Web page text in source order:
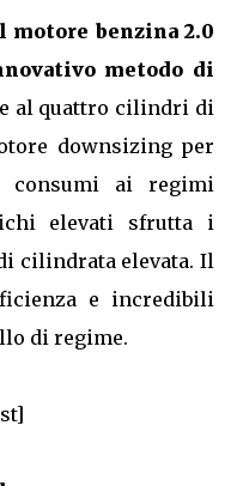
motore benzina 2.0
metodo di
al quattro cilindri di
downsizing per
consumi ai regimi
elevati sfrutta i
cilindrata elevata. Il
e incredibili
di regime.